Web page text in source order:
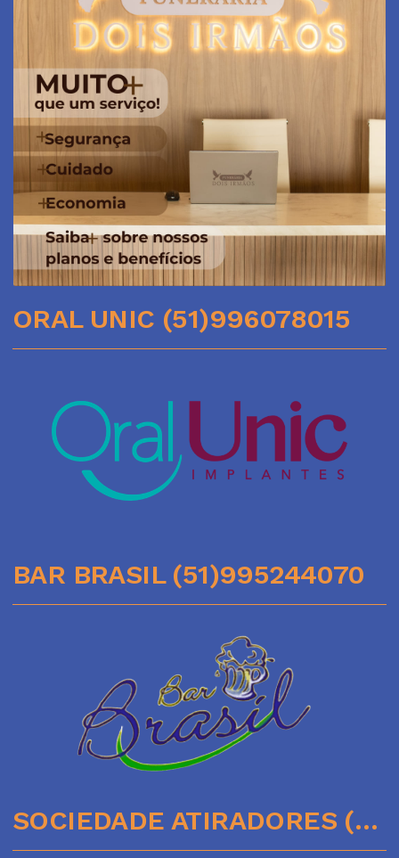
ORAL UNIC (51)996078015
BAR BRASIL (51)995244070
SOCIEDADE ATIRADORES (51)35641136